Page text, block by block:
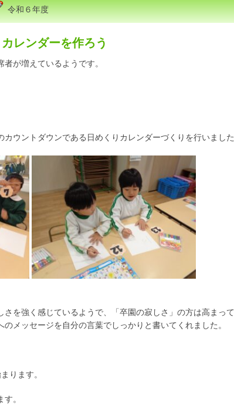
令和６年度
レンダーを作ろう
が増えているようです。
ウントダウンである日めくりカレンダーづくりを行いました
を強く感じているようで、「卒園の寂しさ」の方は高まっ
メッセージを自分の言葉でしっかりと書いてくれました。
ります。
。